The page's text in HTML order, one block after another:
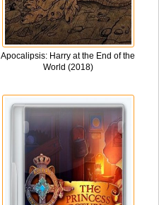
Apocalipsis: Harry at the End of the
World (2018)